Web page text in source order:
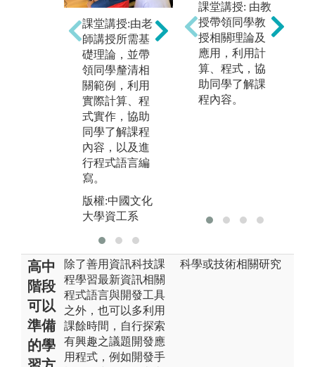
課堂講授:由老
師講授所需基
礎理論，並帶
領同學釐清相
關範例，利用
實際計算、程
式實作，協助
同學了解課程
內容，以及進
行程式語言編
寫。
版權:中國文化
大學資工系
分組合作的機
會，進而學習
與人合作的模
式。
圖解:專題成果
發表
課堂講授: 由教
授帶領同學教
授相關理論及
應用，利用計
算、程式，協
助同學了解課
程內容。
高中
階段
可以
準備
的學
除了善用資訊科技課
程學習最新資訊相關
程式語言與開發工具
之外，也可以多利用
課餘時間，自行探索
有興趣之議題開發應
用程式，例如開發手
科學或技術相關研究